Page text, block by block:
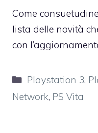
Come
lista delle novità
con
Categorie
Playstation 3,
Network, PS Vita